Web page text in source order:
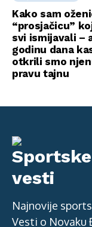
Kako sam
“prosjačicu”
svi ismijavali –
godinu dana
otkrili smo
pravu tajnu
Najnovije
Vesti o Novaku